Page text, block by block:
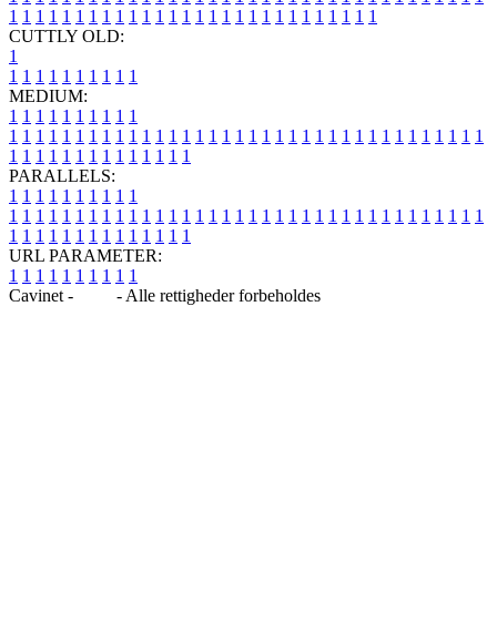
1 1 1 1 1 1 1 1 1 1 1 1 1 1 1 1 1 1 1 1 1 1 1 1 1 1 1 1
CUTTLY OLD:
1
1 1 1 1 1 1 1 1 1 1
MEDIUM:
1 1 1 1 1 1 1 1 1 1
1 1 1 1 1 1 1 1 1 1 1 1 1 1 1 1 1 1 1 1 1 1 1 1 1 1 1 1 1 1 1 1 1 1 1 1
1 1 1 1 1 1 1 1 1 1 1 1 1 1
PARALLELS:
1 1 1 1 1 1 1 1 1 1
1 1 1 1 1 1 1 1 1 1 1 1 1 1 1 1 1 1 1 1 1 1 1 1 1 1 1 1 1 1 1 1 1 1 1 1
1 1 1 1 1 1 1 1 1 1 1 1 1 1
URL PARAMETER:
1 1 1 1 1 1 1 1 1 1
Cavinet -
- Alle rettigheder forbeholdes